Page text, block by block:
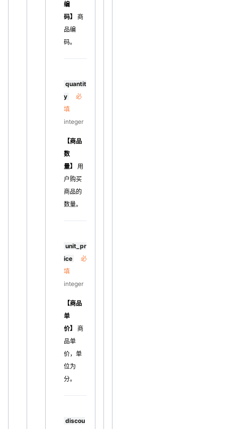
编
码】
商
品编
码。
quantit
y
必
填
integer
【商品
数
量】
用
户购买
商品的
数量。
unit_pr
ice
必
填
integer
【商品
单
价】
商
品单
价，单
位为
分。
discou